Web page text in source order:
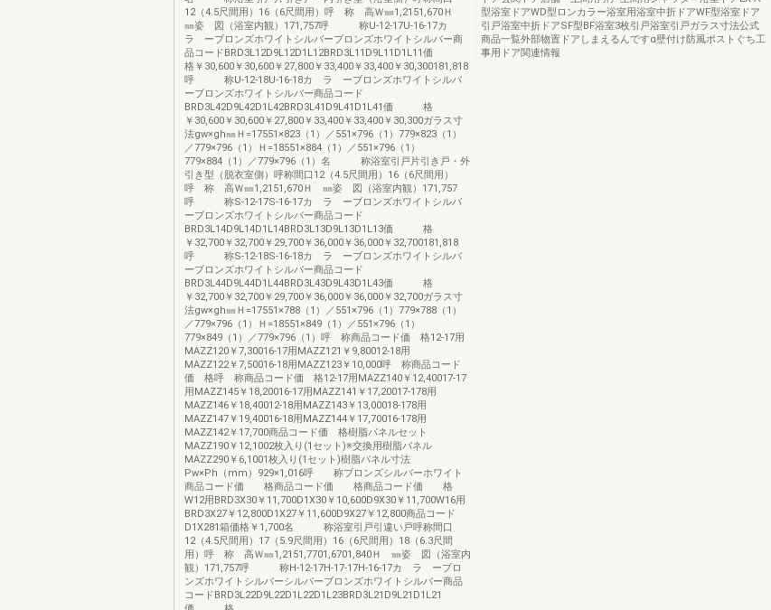
12（4.5尺間用）16（6尺間用）呼 称 高Ｗ㎜1,2151,670Ｈ
㎜姿 図（浴室内観）171,757呼 称U-12-17U-16-17カ
ラ ーブロンズホワイトシルバーブロンズホワイトシルバー商
品コードBRD3L12D9L12D1L12BRD3L11D9L11D1L11価
格￥30,600￥30,600￥27,800￥33,400￥33,400￥30,300181,818
呼 称U-12-18U-16-18カ ラ ーブロンズホワイトシルバ
ーブロンズホワイトシルバー商品コード
BRD3L42D9L42D1L42BRD3L41D9L41D1L41価 格
￥30,600￥30,600￥27,800￥33,400￥33,400￥30,300ガラス寸
法gw×gh㎜Ｈ=17551×823（1）／551×796（1）779×823（1）
／779×796（1）Ｈ=18551×884（1）／551×796（1）
779×884（1）／779×796（1）名 称浴室引戸片引き戸・外
引き型（脱衣室側）呼称間口12（4.5尺間用）16（6尺間用）
呼 称 高Ｗ㎜1,2151,670Ｈ ㎜姿 図（浴室内観）171,757
呼 称S-12-17S-16-17カ ラ ーブロンズホワイトシルバ
ーブロンズホワイトシルバー商品コード
BRD3L14D9L14D1L14BRD3L13D9L13D1L13価 格
￥32,700￥32,700￥29,700￥36,000￥36,000￥32,700181,818
呼 称S-12-18S-16-18カ ラ ーブロンズホワイトシルバ
ーブロンズホワイトシルバー商品コード
BRD3L44D9L44D1L44BRD3L43D9L43D1L43価 格
￥32,700￥32,700￥29,700￥36,000￥36,000￥32,700ガラス寸
法gw×gh㎜Ｈ=17551×788（1）／551×796（1）779×788（1）
／779×796（1）Ｈ=18551×849（1）／551×796（1）
779×849（1）／779×796（1）呼 称商品コード価 格12-17用
MAZZ120￥7,30016-17用MAZZ121￥9,80012-18用
MAZZ122￥7,50016-18用MAZZ123￥10,000呼 称商品コード
価 格呼 称商品コード価 格12-17用MAZZ140￥12,40017-17
用MAZZ145￥18,20016-17用MAZZ141￥17,20017-178用
MAZZ146￥18,40012-18用MAZZ143￥13,00018-178用
MAZZ147￥19,40016-18用MAZZ144￥17,70016-178用
MAZZ142￥17,700商品コード価 格樹脂パネルセット
MAZZ190￥12,1002枚入り(1セット)※交換用樹脂パネル
MAZZ290￥6,1001枚入り(1セット)樹脂パネル寸法
Pw×Ph（mm）929×1,016呼 称ブロンズシルバーホワイト
商品コード価 格商品コード価 格商品コード価 格
W12用BRD3X30￥11,700D1X30￥10,600D9X30￥11,700W16用
BRD3X27￥12,800D1X27￥11,600D9X27￥12,800商品コード
D1X281箱価格￥1,700名 称浴室引戸引違い戸呼称間口
12（4.5尺間用）17（5.9尺間用）16（6尺間用）18（6.3尺間
用）呼 称 高Ｗ㎜1,2151,7701,6701,840Ｈ ㎜姿 図（浴室内
観）171,757呼 称H-12-17H-17-17H-16-17カ ラ ーブロ
ンズホワイトシルバーシルバーブロンズホワイトシルバー商品
コードBRD3L22D9L22D1L22D1L23BRD3L21D9L21D1L21
型浴室ドアWD型ロンカラー浴室用浴室中折ドアWF型浴室ドア
引戸浴室中折ドアSF型BF浴室3枚引戸浴室引戸ガラス寸法公式
商品一覧外部物置ドアしまえるんですα壁付け防風ポストぐち工
事用ドア関連情報